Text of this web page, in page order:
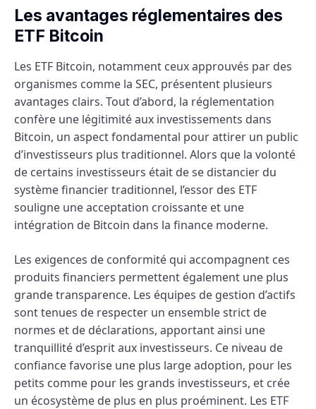
Les avantages réglementaires des
ETF Bitcoin
Les ETF Bitcoin, notamment ceux approuvés par des
organismes comme la SEC, présentent plusieurs
avantages clairs. Tout d’abord, la réglementation
confère une légitimité aux investissements dans
Bitcoin, un aspect fondamental pour attirer un public
d’investisseurs plus traditionnel. Alors que la volonté
de certains investisseurs était de se distancier du
système financier traditionnel, l’essor des ETF
souligne une acceptation croissante et une
intégration de Bitcoin dans la finance moderne.
Les exigences de conformité qui accompagnent ces
produits financiers permettent également une plus
grande transparence. Les équipes de gestion d’actifs
sont tenues de respecter un ensemble strict de
normes et de déclarations, apportant ainsi une
tranquillité d’esprit aux investisseurs. Ce niveau de
confiance favorise une plus large adoption, pour les
petits comme pour les grands investisseurs, et crée
un écosystème de plus en plus proéminent. Les ETF